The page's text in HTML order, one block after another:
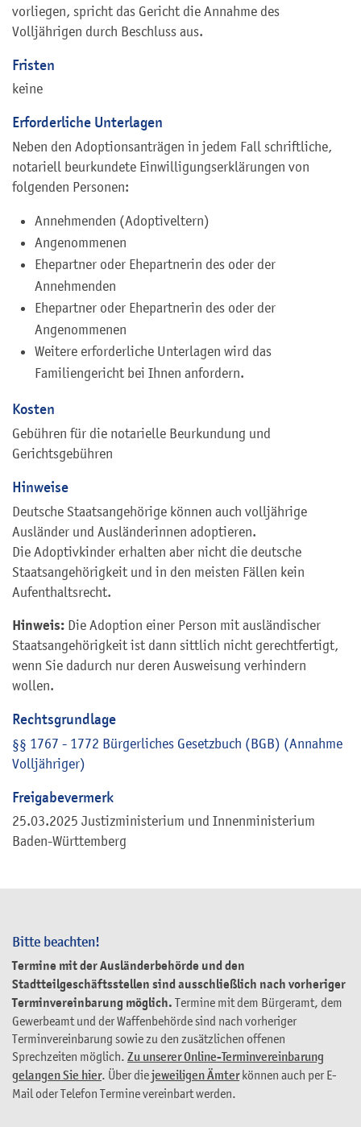
Bitte beachten!
Termine mit der Ausländerbehörde und den
Stadtteilgeschäftsstellen sind ausschließlich nach vorheriger
Terminvereinbarung möglich. Termine mit dem Bürgeramt, dem
Gewerbeamt und der Waffenbehörde sind nach vorheriger
Terminvereinbarung sowie zu den zusätzlichen offenen
Sprechzeiten möglich. Zu unserer Online-Terminvereinbarung
gelangen Sie hier. Über diejeweiligen Ämterkönnen auch per E-
Mail oder Telefon Termine vereinbart werden.
vorliegen, spricht das Gericht die Annahme des
Volljährigen durch Beschluss aus.
Fristen
keine
Erforderliche Unterlagen
Neben den Adoptionsanträgen in jedem Fall schriftliche,
notariell beurkundete Einwilligungserklärungen von
folgenden Personen:
Annehmenden (Adoptiveltern)
Angenommenen
Ehepartner oder Ehepartnerin des oder der
Annehmenden
Ehepartner oder Ehepartnerin des oder der
Angenommenen
Weitere erforderliche Unterlagen wird das
Familiengericht bei Ihnen anfordern.
Kosten
Gebühren für die notarielle Beurkundung und
Gerichtsgebühren
Hinweise
Deutsche Staatsangehörige können auch volljährige
Ausländer und Ausländerinnen adoptieren.
Die Adoptivkinder erhalten aber nicht die deutsche
Staatsangehörigkeit und in den meisten Fällen kein
Aufenthaltsrecht.
Hinweis: Die Adoption einer Person mit ausländischer
Staatsangehörigkeit ist dann sittlich nicht gerechtfertigt,
wenn Sie dadurch nur deren Ausweisung verhindern
wollen.
Rechtsgrundlage
§§ 1767 - 1772 Bürgerliches Gesetzbuch (BGB) (Annahme
Volljähriger)
Freigabevermerk
25.03.2025 Justizministerium und Innenministerium
Baden-Württemberg